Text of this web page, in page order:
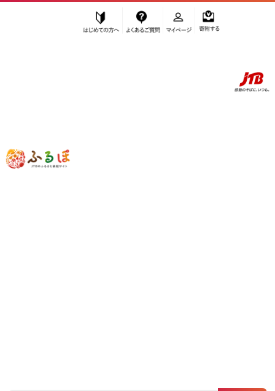
ふるぽ JTBのふるさと納税サイト
”和菓子” 愛知県